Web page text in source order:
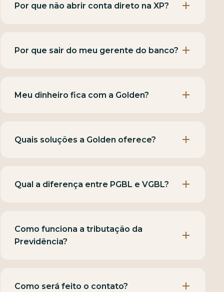
Por que não abrir conta direto na XP?
Por que sair do meu gerente do banco?
Meu dinheiro fica com a Golden?
Quais soluções a Golden oferece?
Qual a diferença entre PGBL e VGBL?
Como funciona a tributação da
Previdência?
Como será feito o contato?